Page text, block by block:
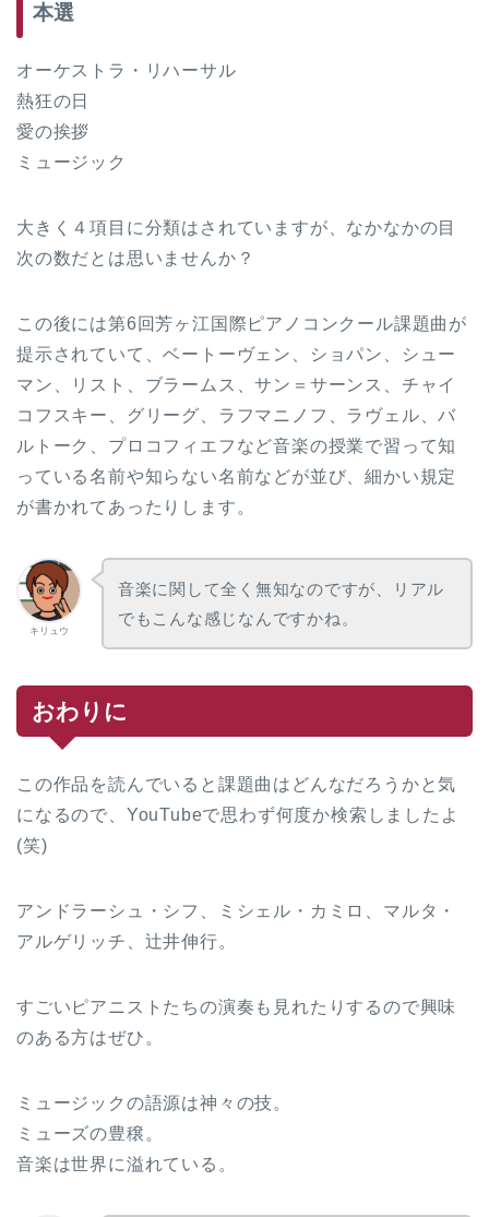
本選
オーケストラ・リハーサル
熱狂の日
愛の挨拶
ミュージック
大きく４項目に分類はされていますが、なかなかの目
次の数だとは思いませんか？
この後には第6回芳ヶ江国際ピアノコンクール課題曲が
提示されていて、ベートーヴェン、ショパン、シュー
マン、リスト、ブラームス、サン＝サーンス、チャイ
コフスキー、グリーグ、ラフマニノフ、ラヴェル、バ
ルトーク、プロコフィエフなど音楽の授業で習って知
っている名前や知らない名前などが並び、細かい規定
が書かれてあったりします。
キリュウ
音楽に関して全く無知なのですが、リアル
でもこんな感じなんですかね。
おわりに
この作品を読んでいると課題曲はどんなだろうかと気
になるので、YouTubeで思わず何度か検索しましたよ
(笑)
アンドラーシュ・シフ、ミシェル・カミロ、マルタ・
アルゲリッチ、辻井伸行。
すごいピアニストたちの演奏も見れたりするので興味
のある方はぜひ。
ミュージックの語源は神々の技。
ミューズの豊穣。
音楽は世界に溢れている。